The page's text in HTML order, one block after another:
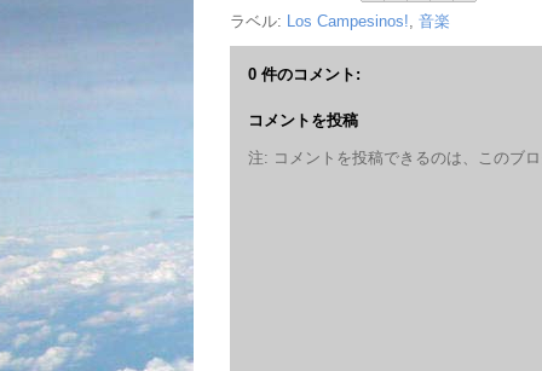
ラベル: Los Campesinos!, 音楽
0 件のコメント:
コメントを投稿
注: コメントを投稿できるのは、このブロ